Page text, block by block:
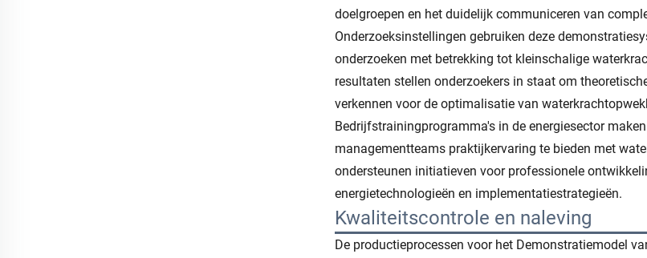
doelgroepen en het duidelijk communiceren van
Onderzoeksinstellingen gebruiken deze
onderzoeken met betrekking tot kleinschalige
resultaten stellen onderzoekers in staat om
verkennen voor de optimalisatie van
Bedrijfstrainingprogramma's in de energiesector
managementteams praktijkervaring te bieden met
ondersteunen initiatieven voor professionele
energietechnologieën en implementatiestrategieën.
Kwaliteitscontrole en naleving
De productieprocessen voor het Demonstratiemodel